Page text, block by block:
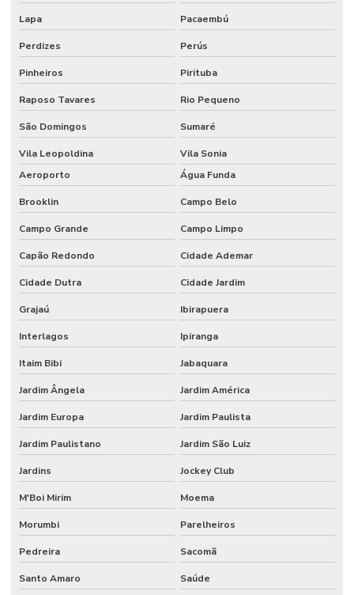
Tubos de latão
Tubos de latão retangular para móveis
Tubos de latão em SP
Tubos quadrados de cobre
Tubos quadrados de latão
Tubos para termopares
Tubos para Trocadores de Calor
Usinagem de peças em alumínio
Usinagem de peças em inox
Usinagem de peças em latão
Usinagem de precisão
Usinagem em torno automático
Lapa Pacaembú
Perdizes Perús
Pinheiros Pirituba
Raposo Tavares Rio Pequeno
São Domingos Sumaré
Vila Leopoldina
Vila Sonia
Aeroporto
Água Funda
Brooklin Campo Belo
Campo Grande Campo Limpo
Capão Redondo Cidade Ademar
Cidade Dutra Cidade Jardim
Grajaú Ibirapuera
Interlagos Ipiranga
Itaim Bibi Jabaquara
Jardim Ângela Jardim América
Jardim Europa Jardim Paulista
Jardim Paulistano Jardim São Luiz
Jardins Jockey Club
M'Boi Mirim Moema
Morumbi Parelheiros
Pedreira Sacomã
Santo Amaro Saúde